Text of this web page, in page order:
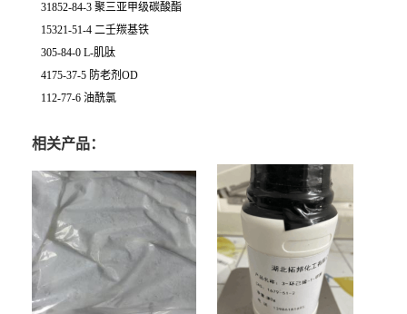
31852-84-3 聚三亚甲级碳酸酯
15321-51-4 二壬羰基铁
305-84-0 L-肌肽
4175-37-5 防老剂OD
112-77-6 油酰氯
相关产品：